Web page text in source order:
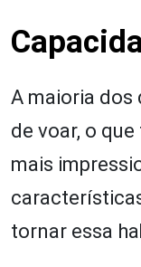
A maioria dos
de voar, o
mais
tornar essa